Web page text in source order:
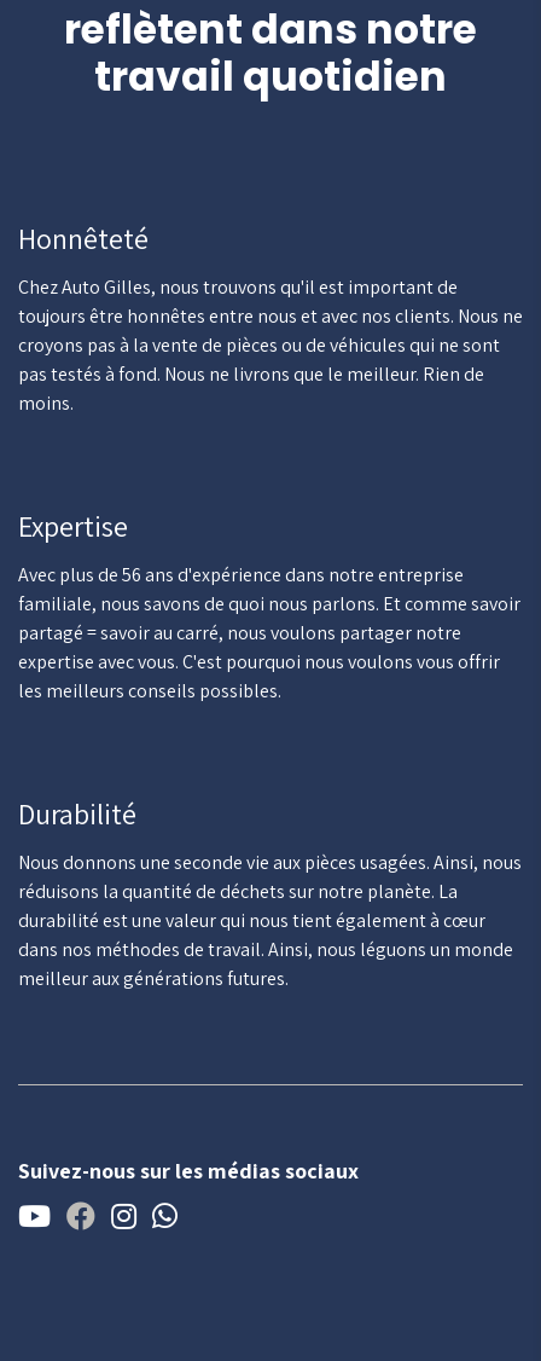
reflètent dans notre
travail quotidien
Honnêteté
Chez Auto Gilles, nous trouvons qu'il est important de
toujours être honnêtes entre nous et avec nos clients. Nous ne
croyons pas à la vente de pièces ou de véhicules qui ne sont
pas testés à fond. Nous ne livrons que le meilleur. Rien de
moins.
Expertise
Avec plus de 56 ans d'expérience dans notre entreprise
familiale, nous savons de quoi nous parlons. Et comme savoir
partagé = savoir au carré, nous voulons partager notre
expertise avec vous. C'est pourquoi nous voulons vous offrir
les meilleurs conseils possibles.
Durabilité
Nous donnons une seconde vie aux pièces usagées. Ainsi, nous
réduisons la quantité de déchets sur notre planète. La
durabilité est une valeur qui nous tient également à cœur
dans nos méthodes de travail. Ainsi, nous léguons un monde
meilleur aux générations futures.
Suivez-nous sur les médias sociaux